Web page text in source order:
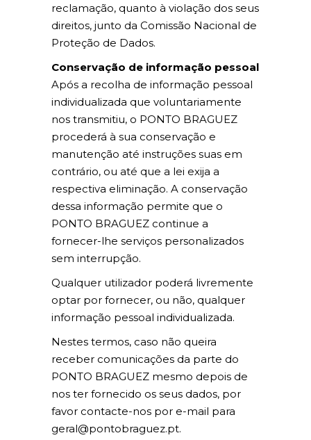
reclamação, quanto à violação dos seus
direitos, junto da Comissão Nacional de
Proteção de Dados.
Conservação de informação pessoal
Após a recolha de informação pessoal
individualizada que voluntariamente
nos transmitiu, o PONTO BRAGUEZ
procederá à sua conservação e
manutenção até instruções suas em
contrário, ou até que a lei exija a
respectiva eliminação. A conservação
dessa informação permite que o
PONTO BRAGUEZ continue a
fornecer-lhe serviços personalizados
sem interrupção.
Qualquer utilizador poderá livremente
optar por fornecer, ou não, qualquer
informação pessoal individualizada.
Nestes termos, caso não queira
receber comunicações da parte do
PONTO BRAGUEZ mesmo depois de
nos ter fornecido os seus dados, por
favor contacte-nos por e-mail para
geral@pontobraguez.pt.